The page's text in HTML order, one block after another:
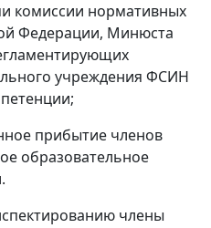
комиссии нормативных
Федерации, Минюста
учреждения ФСИН
прибытие членов
образовательное
члены